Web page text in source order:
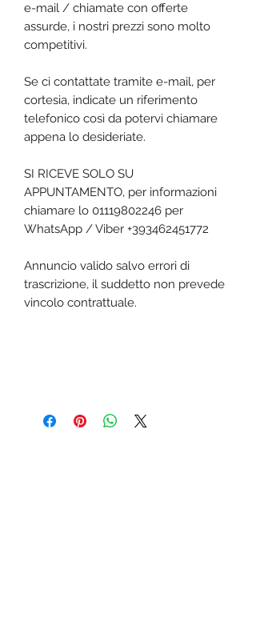
e-mail / chiamate con offerte
assurde, i nostri prezzi sono molto
competitivi.
Se ci contattate tramite e-mail, per
cortesia, indicate un riferimento
telefonico così da potervi chiamare
appena lo desideriate.
SI RICEVE SOLO SU
APPUNTAMENTO, per informazioni
chiamare lo 01119802246 per
WhatsApp / Viber +393462451772
Annuncio valido salvo errori di
trascrizione, il suddetto non prevede
vincolo contrattuale.